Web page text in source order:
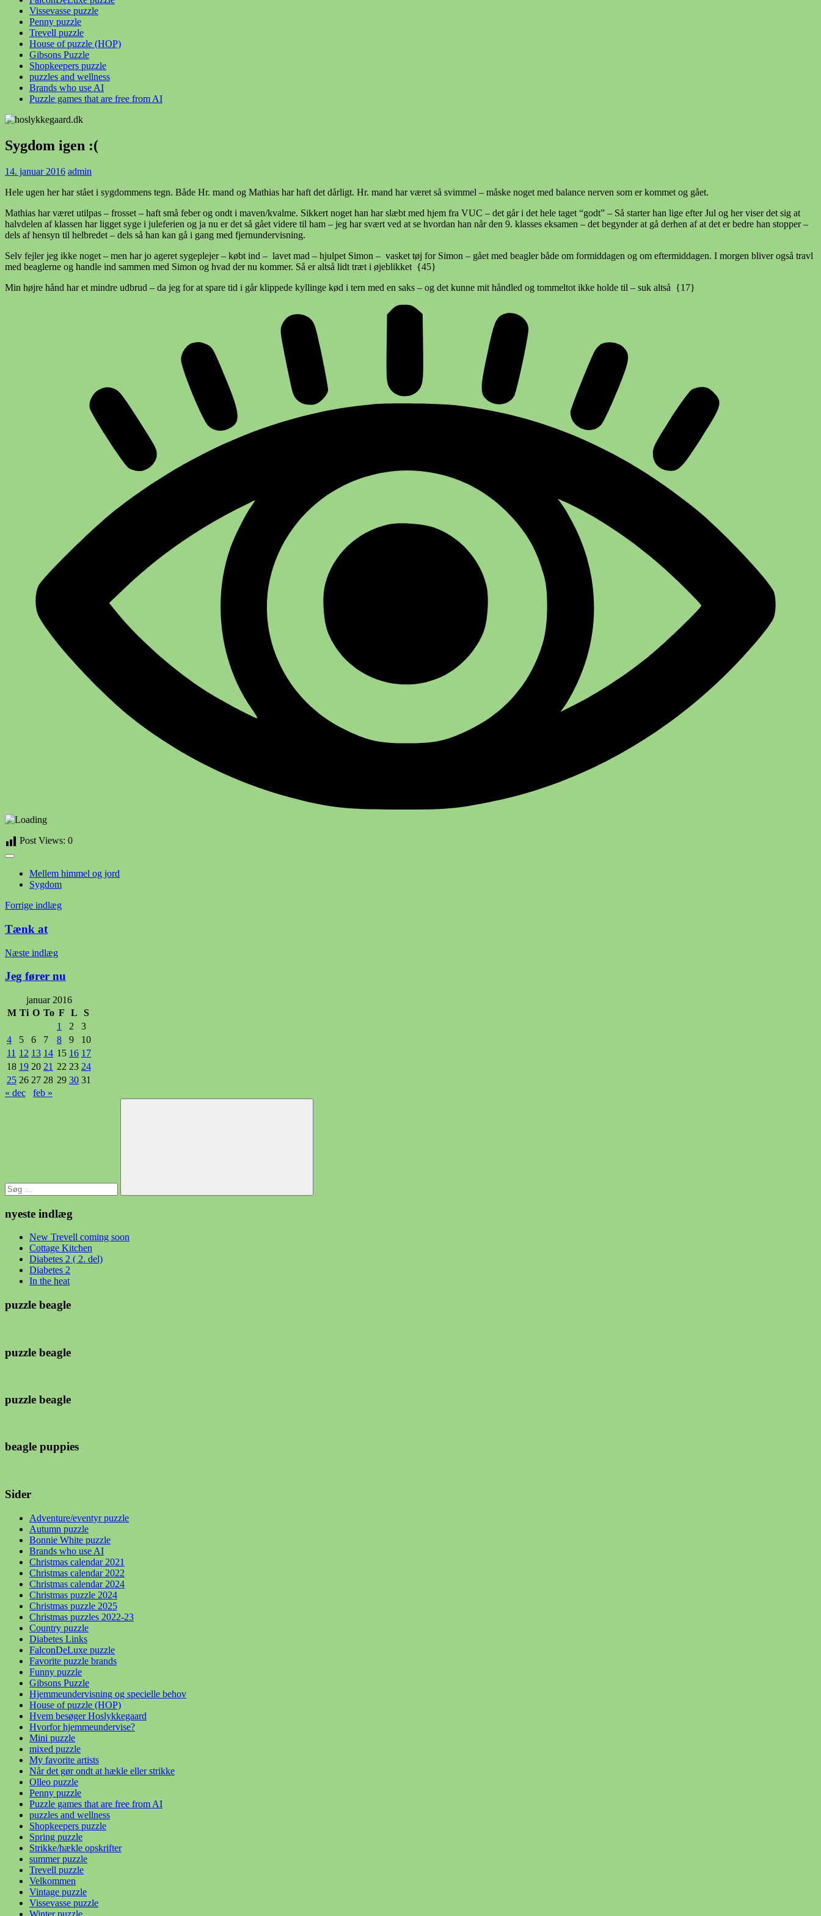
Vissevasse puzzle
Penny puzzle
Trevell puzzle
House of puzzle (HOP)
Gibsons Puzzle
Shopkeepers puzzle
puzzles and wellness
Brands who use AI
Puzzle games that are free from AI
Sygdom igen :(
14. januar 2016 admin
Hele ugen her har stået i sygdommens tegn. Både Hr. mand og Mathias har haft det dårligt. Hr. mand har været så svimmel – måske noget med balance nerven som er kommet og gået.
Mathias har været utilpas – frosset – haft små feber og ondt i maven/kvalme. Sikkert noget han har slæbt med hjem fra VUC – det går i det hele taget “godt” – Så starter han lige efter Jul og her viser det sig at
halvdelen af klassen har ligget syge i juleferien og ja nu er det så gået videre til ham – jeg har svært ved at se hvordan han når den 9. klasses eksamen – det begynder at gå derhen af at det er bedre han stopper –
dels af hensyn til helbredet – dels så han kan gå i gang med fjernundervisning.
Selv fejler jeg ikke noget – men har jo ageret sygeplejer – købt ind – lavet mad – hjulpet Simon – vasket tøj for Simon – gået med beagler både om formiddagen og om eftermiddagen. I morgen bliver også travl
med beaglerne og handle ind sammen med Simon og hvad der nu kommer. Så er altså lidt træt i øjeblikket {45}
Min højre hånd har et mindre udbrud – da jeg for at spare tid i går klippede kyllinge kød i tern med en saks – og det kunne mit håndled og tommeltot ikke holde til – suk altså {17}
Post Views: 0
Mellem himmel og jord
Sygdom
Indlægsnavigation
Forrige indlæg
Tænk at
Næste indlæg
Jeg fører nu
januar 2016
M Ti O To F L
S
1
2
3
4
5 6 7 8 9
10
11 12 13 14 15 16 17
18 19 20 21 22 23 24
25 26 27 28 29 30 31
« dec
feb »
Søg
nyeste indlæg
New Trevell coming soon
Cottage Kitchen
Diabetes 2 ( 2. del)
Diabetes 2
In the heat
puzzle beagle
puzzle beagle
puzzle beagle
beagle puppies
Sider
Adventure/eventyr puzzle
Autumn puzzle
Bonnie White puzzle
Brands who use AI
Christmas calendar 2021
Christmas calendar 2022
Christmas calendar 2024
Christmas puzzle 2024
Christmas puzzle 2025
Christmas puzzles 2022-23
Country puzzle
Diabetes Links
FalconDeLuxe puzzle
Favorite puzzle brands
Funny puzzle
Gibsons Puzzle
Hjemmeundervisning og specielle behov
House of puzzle (HOP)
Hvem besøger Hoslykkegaard
Hvorfor hjemmeundervise?
Mini puzzle
mixed puzzle
My favorite artists
Når det gør ondt at hækle eller strikke
Olleo puzzle
Penny puzzle
Puzzle games that are free from AI
puzzles and wellness
Shopkeepers puzzle
Spring puzzle
Strikke/hækle opskrifter
summer puzzle
Trevell puzzle
Velkommen
Vintage puzzle
Vissevasse puzzle
Winter puzzle